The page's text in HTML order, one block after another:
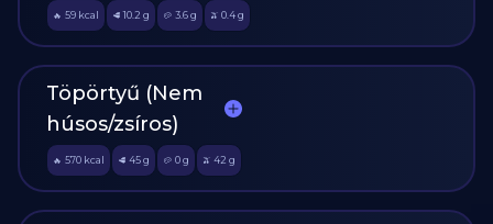
🔥 59 kcal 🥩 10.2 g 🥔 3.6 g 🫒 0.4g
Töpörtyű (Nem
húsos/zsíros)
🔥 570 kcal 🥩 45g 🥔 0 g 🫒 42 g